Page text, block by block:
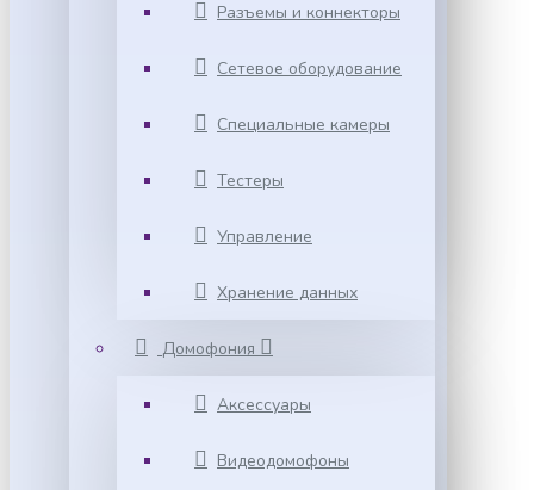
Разъемы и коннекторы
Сетевое оборудование
Специальные камеры
Тестеры
Управление
Хранение данных
Домофония
Аксессуары
Видеодомофоны